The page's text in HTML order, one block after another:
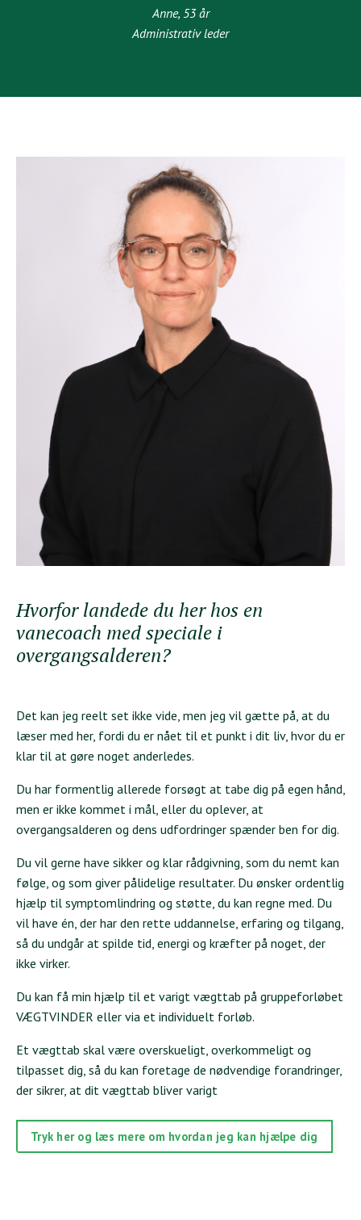
Anne, 53 år
Administrativ leder
Hvorfor landede du her hos en
vanecoach med speciale i
overgangsalderen?
Det kan jeg reelt set ikke vide, men jeg vil gætte på, at du
læser med her, fordi du er nået til et punkt i dit liv, hvor du er
klar til at gøre noget anderledes.
Du har formentlig allerede forsøgt at tabe dig på egen hånd,
men er ikke kommet i mål, eller du oplever, at
overgangsalderen og dens udfordringer spænder ben for dig.
Du vil gerne have sikker og klar rådgivning, som du nemt kan
følge, og som giver pålidelige resultater. Du ønsker ordentlig
hjælp til symptomlindring og støtte, du kan regne med. Du
vil have én, der har den rette uddannelse, erfaring og tilgang,
så du undgår at spilde tid, energi og kræfter på noget, der
ikke virker.
Du kan få min hjælp til et varigt vægttab på gruppeforløbet
VÆGTVINDER eller via et individuelt forløb.
Et vægttab skal være overskueligt, overkommeligt og
tilpasset dig, så du kan foretage de nødvendige forandringer,
der sikrer, at dit vægttab bliver varigt
Tryk her og læs mere om hvordan jeg kan hjælpe dig